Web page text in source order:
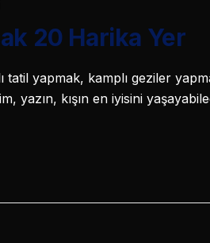
20 Harika Yer
tatil yapmak, kamplı geziler
yazın, kışın en iyisini